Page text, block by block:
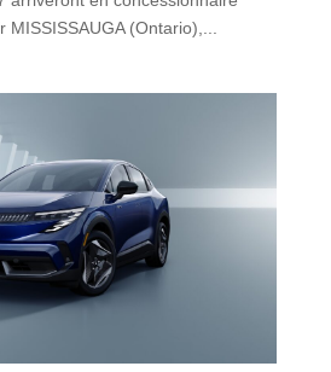
(Ontario),...